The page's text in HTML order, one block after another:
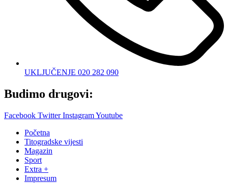
UKLJUČENJE 020 282 090
Budimo drugovi:
Facebook Twitter InstagramYoutube
Početna
Titogradske vijesti
Magazin
Sport
Extra +
Impresum